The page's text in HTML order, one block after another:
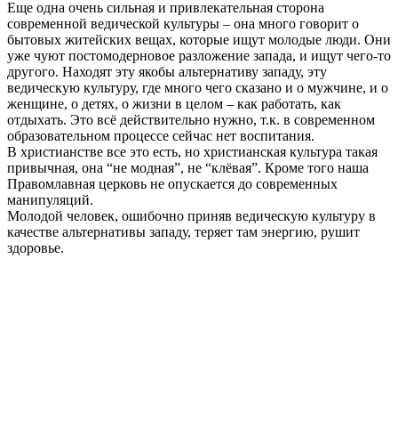
Еще одна очень сильная и привлекательная сторона
современной ведической культуры – она много говорит о
бытовых житейских вещах, которые ищут молодые люди. Они
уже чуют постомодерновое разложение запада, и ищут чего-то
другого. Находят эту якобы альтернативу западу, эту
ведическую культуру, где много чего сказано и о мужчине, и о
женщине, о детях, о жизни в целом – как работать, как
отдыхать. Это всё действительно нужно, т.к. в современном
образовательном процессе сейчас нет воспитания.
В христианстве все это есть, но христианская культура такая
привычная, она “не модная”, не “клёвая”. Кроме того наша
Правомлавная церковь не опускается до современных
манипуляций.
Молодой человек, ошибочно приняв ведическую культуру в
качестве альтернативы западу, теряет там энергию, рушит
здоровье.